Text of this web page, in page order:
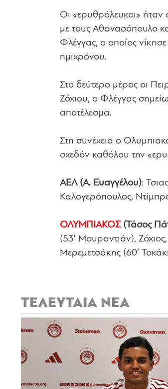
Οι «ερυθρόλευκοι»
με τους Αθανασόπουλο
Φλέγγας, ο οποίος
ημιχρόνου.
Στο δεύτερο μέρος οι
Ζόχιου, ο Φλέγγας
αποτέλεσμα.
Στη συνέχεια ο
σχεδόν καθόλου την
ΑΕΛ (Α. Ευαγγέλου):
Καλογερόπουλος,
ΟΛΥΜΠΙΑΚΟΣ(Τάσος
(53′ Μουραντιάν),
Μερεμετσάκης (60′
ΤΕΛΕΥΤΑΙΑ ΝΕΑ